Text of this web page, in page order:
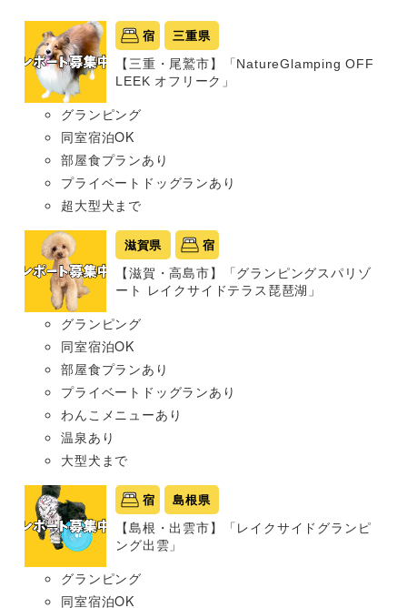
宿 三重県
【三重・尾鷲市】「NatureGlamping OFF
LEEK オフリーク」
グランピング
同室宿泊OK
部屋食プランあり
プライベートドッグランあり
超大型犬まで
滋賀県 宿
【滋賀・高島市】「グランピングスパリゾ
ート レイクサイドテラス琵琶湖」
グランピング
同室宿泊OK
部屋食プランあり
プライベートドッグランあり
わんこメニューあり
温泉あり
大型犬まで
宿 島根県
【島根・出雲市】「レイクサイドグランピ
ング出雲」
グランピング
同室宿泊OK